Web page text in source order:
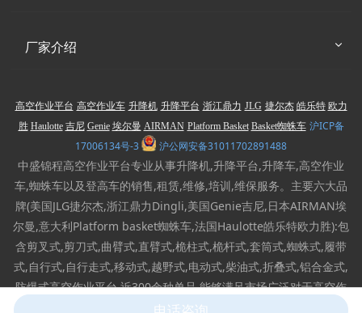
厂家介绍
高空作业平台 高空作业车 升降机 升降平台 浙江鼎力 JLG 捷尔杰 皓乐特 欧力
胜 Haulotte 吉尼 Genie 埃尔曼 AIRMAN Platform Basket Basket蜘蛛车 沪ICP备
17006134号-3
沪公网安备31011702891488
中盛锦程高空作业平台专业从事升降机,升降平台,升降车,高空作业
车,蜘蛛车以及登高车的销售,租赁,维修,培训,维保服务。主要六大品
牌(美国JLG捷尔杰,浙江鼎力Dingli,美国Genie吉尼,日本AIRMAN埃
尔曼,意大利Platform basket蜘蛛车,法国Haulotte皓乐特欧力胜):包
含剪叉式,剪刀式,曲臂式,直臂式,桅柱式,桅杆式,套筒式,蜘蛛式,履带
式,自行式,自行走式,移动式,越野式,电动式,柴油式,折叠式,铝合金式,
防爆式高空作业平台,近300余种单品,能够满足市场广泛对于高空作
业设备的需求。